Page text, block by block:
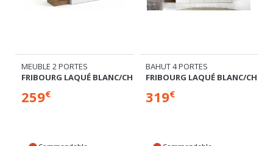
MEUBLE 2 PORTES
FRIBOURG LAQUÉ BLANC/CHENE MERCURE
259€
BAHUT 4 PORTES
FRIBOURG LAQUÉ BLANC/CHENE
319€